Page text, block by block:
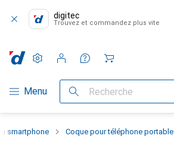
digitec
Trouvez et commandez plus vite
Navigation par catégorie
Menu Recherche
Paramètres
Compte client
Listes de comparaison
Listes d'envies
Panier
smartphone Coque pour téléphone portable